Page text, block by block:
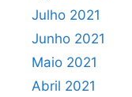
Julho 2021
Junho 2021
Maio 2021
Abril 2021